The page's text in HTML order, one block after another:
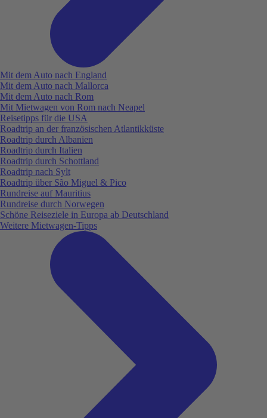
Mit dem Auto nach England
Mit dem Auto nach Mallorca
Mit dem Auto nach Rom
Mit Mietwagen von Rom nach Neapel
Reisetipps für die USA
Roadtrip an der französischen Atlantikküste
Roadtrip durch Albanien
Roadtrip durch Italien
Roadtrip durch Schottland
Roadtrip nach Sylt
Roadtrip über São Miguel & Pico
Rundreise auf Mauritius
Rundreise durch Norwegen
Schöne Reiseziele in Europa ab Deutschland
Weitere Mietwagen-Tipps